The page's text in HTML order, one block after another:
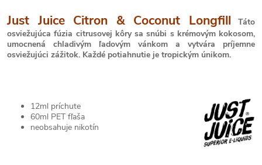
Just Juice Citron & Coconut Longfill Táto
osviežujúca fúzia citrusovej kôry sa snúbi s krémovým kokosom,
umocnená chladivým ľadovým vánkom a vytvára príjemne
osviežujúci zážitok. Každé potiahnutie je tropickým únikom.
12ml príchute
60ml PET fľaša
neobsahuje nikotín